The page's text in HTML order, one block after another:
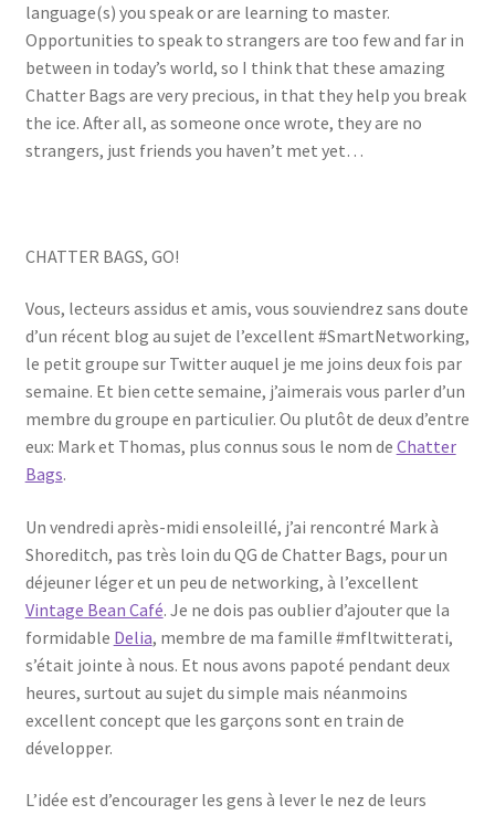
language(s) you speak or are learning to master.
Opportunities to speak to strangers are too few and far in
between in today’s world, so I think that these amazing
Chatter Bags are very precious, in that they help you break
the ice. After all, as someone once wrote, they are no
strangers, just friends you haven’t met yet…
CHATTER BAGS, GO!
Vous, lecteurs assidus et amis, vous souviendrez sans doute
d’un récent blog au sujet de l’excellent #SmartNetworking,
le petit groupe sur Twitter auquel je me joins deux fois par
semaine. Et bien cette semaine, j’aimerais vous parler d’un
membre du groupe en particulier. Ou plutôt de deux d’entre
eux: Mark et Thomas, plus connus sous le nom de Chatter
Bags.
Un vendredi après-midi ensoleillé, j’ai rencontré Mark à
Shoreditch, pas très loin du QG de Chatter Bags, pour un
déjeuner léger et un peu de networking, à l’excellent
Vintage Bean Café. Je ne dois pas oublier d’ajouter que la
formidable Delia, membre de ma famille #mfltwitterati,
s’était jointe à nous. Et nous avons papoté pendant deux
heures, surtout au sujet du simple mais néanmoins
excellent concept que les garçons sont en train de
développer.
L’idée est d’encourager les gens à lever le nez de leurs